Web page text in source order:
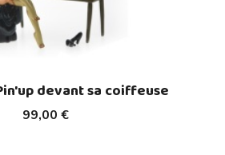
99,00 €
devant sa coiffeuse